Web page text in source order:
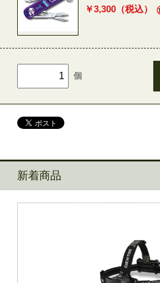
￥3,300 （税込）
個
新着商品